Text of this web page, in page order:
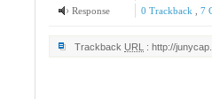
Response
0 Trackback 7
Trackback URL : http://